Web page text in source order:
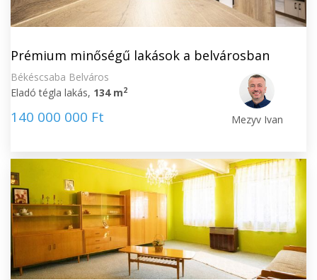
Prémium minőségű lakások a belvárosban
Békéscsaba Belváros
Eladó tégla lakás, 134 m2
140 000 000 Ft Mezyv Ivan